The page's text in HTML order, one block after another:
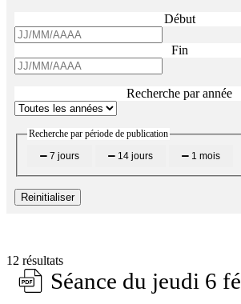
Début
Fin
Recherche par année
Recherche par période de publication
7 jours
14 jours 1 mois
Reinitialiser
12 résultats
Séance du jeudi 6